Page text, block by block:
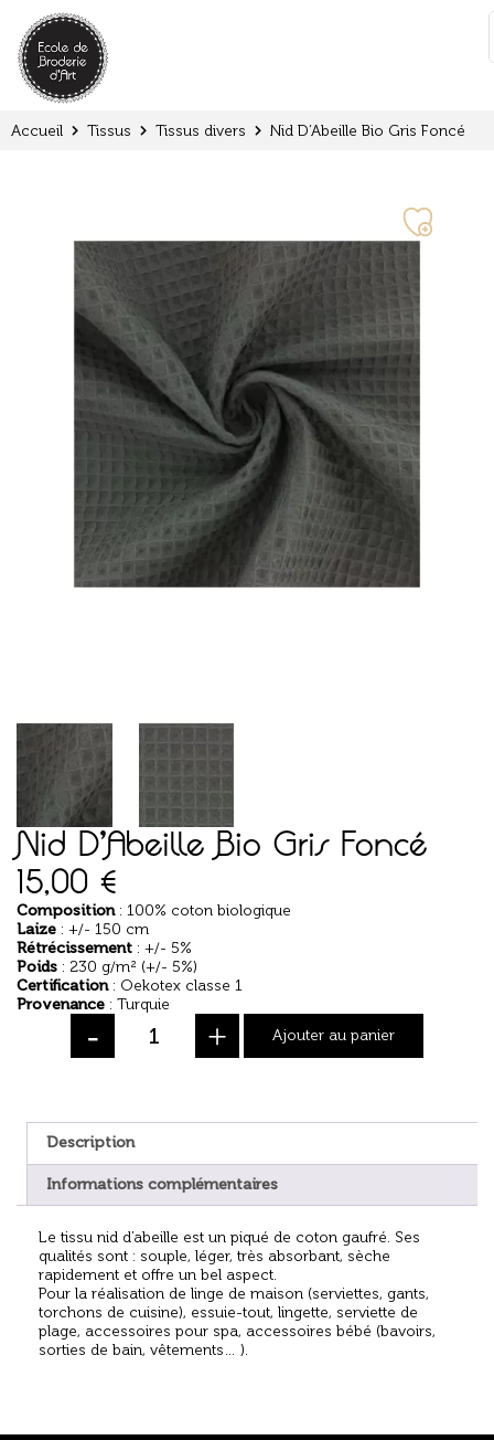
:
Accueil Tissus Tissus divers Nid D’Abeille Bio Gris Foncé
Nid D’Abeille Bio Gris Foncé
15,00 €
Composition : 100% coton biologique
Laize : +/- 150 cm
Rétrécissement : +/- 5%
Poids : 230 g/m² (+/- 5%)
Certification : Oekotex classe 1
Provenance : Turquie
- + Ajouter au panier
Description
Informations complémentaires
Le tissu nid d’abeille est un piqué de coton gaufré. Ses
qualités sont : souple, léger, très absorbant, sèche
rapidement et offre un bel aspect.
Pour la réalisation de linge de maison (serviettes, gants,
torchons de cuisine), essuie-tout, lingette, serviette de
plage, accessoires pour spa, accessoires bébé (bavoirs,
sorties de bain, vêtements… ).
Panneau de gestion des cookies